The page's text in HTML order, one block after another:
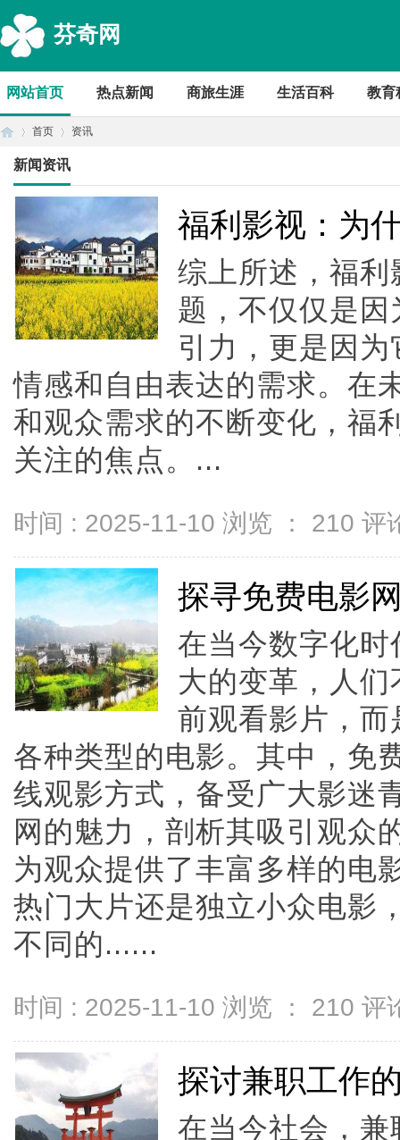
芬奇网
网站首页 热点新闻 商旅生涯 生活百科 教育
首页 资讯
新闻资讯
福利影视：为
综上所述，福
题，不仅仅是
引力，更是因
情感和自由表达的需求。在
和观众需求的不断变化，福
关注的焦点。...
时间 : 2025-11-10 浏览 ： 210 评
探寻免费电影
在当今数字化
大的变革，人
前观看影片，
各种类型的电影。其中，免
线观影方式，备受广大影迷
网的魅力，剖析其吸引观众
为观众提供了丰富多样的电
热门大片还是独立小众电影
不同的......
时间 : 2025-11-10 浏览 ： 210 评
探讨兼职工作
在当今社会，